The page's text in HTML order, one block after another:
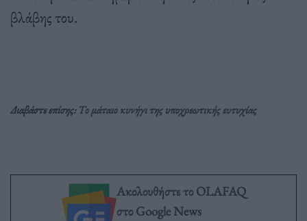
βλάβης του.
Διαβάστε επίσης:Το μάταιο κυνήγι της υποχρεωτικής ευτυχίας
Ακολουθήστε το OLAFAQ
στο Google News